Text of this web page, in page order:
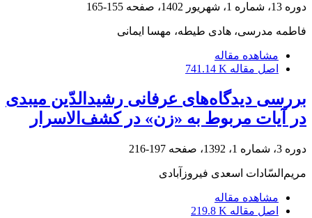
دوره 13، شماره 1، شهریور 1402، صفحه 155-165
فاطمه مدرسی، هادی طیطه، مهسا ایمانی
مشاهده مقاله
اصل مقاله 741.14 K
بررسی دیدگاه‌های عرفانی رشیدالدّین میبدی
در آیات مربوط به «زن» در کشف‌الاسرار
دوره 3، شماره 1، 1392، صفحه 197-216
مریم‌السّادات اسعدی فیروزآبادی
مشاهده مقاله
اصل مقاله 219.8 K